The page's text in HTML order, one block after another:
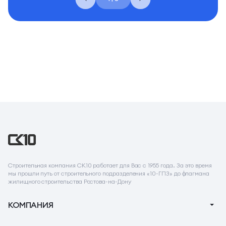
Строительная компания СК10 работает для Вас с 1955 года. За это время
мы прошли путь от строительного подразделения «10-ГПЗ» до флагмана
жилищного строительства Ростова-на-Дону
КОМПАНИЯ